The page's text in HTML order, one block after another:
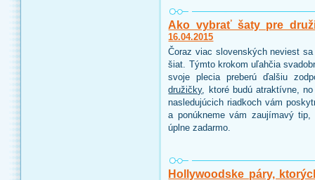
Ako vybrať šaty pre
16.04.2015
Čoraz viac slovenských neviest
šiat. Týmto krokom uľahčia
svoje plecia preberú ďalšiu
družičky, ktoré budú atraktívne,
nasledujúcich riadkoch vám
a ponúkneme vám zaujímavý
úplne zadarmo.
Hollywoodske páry,